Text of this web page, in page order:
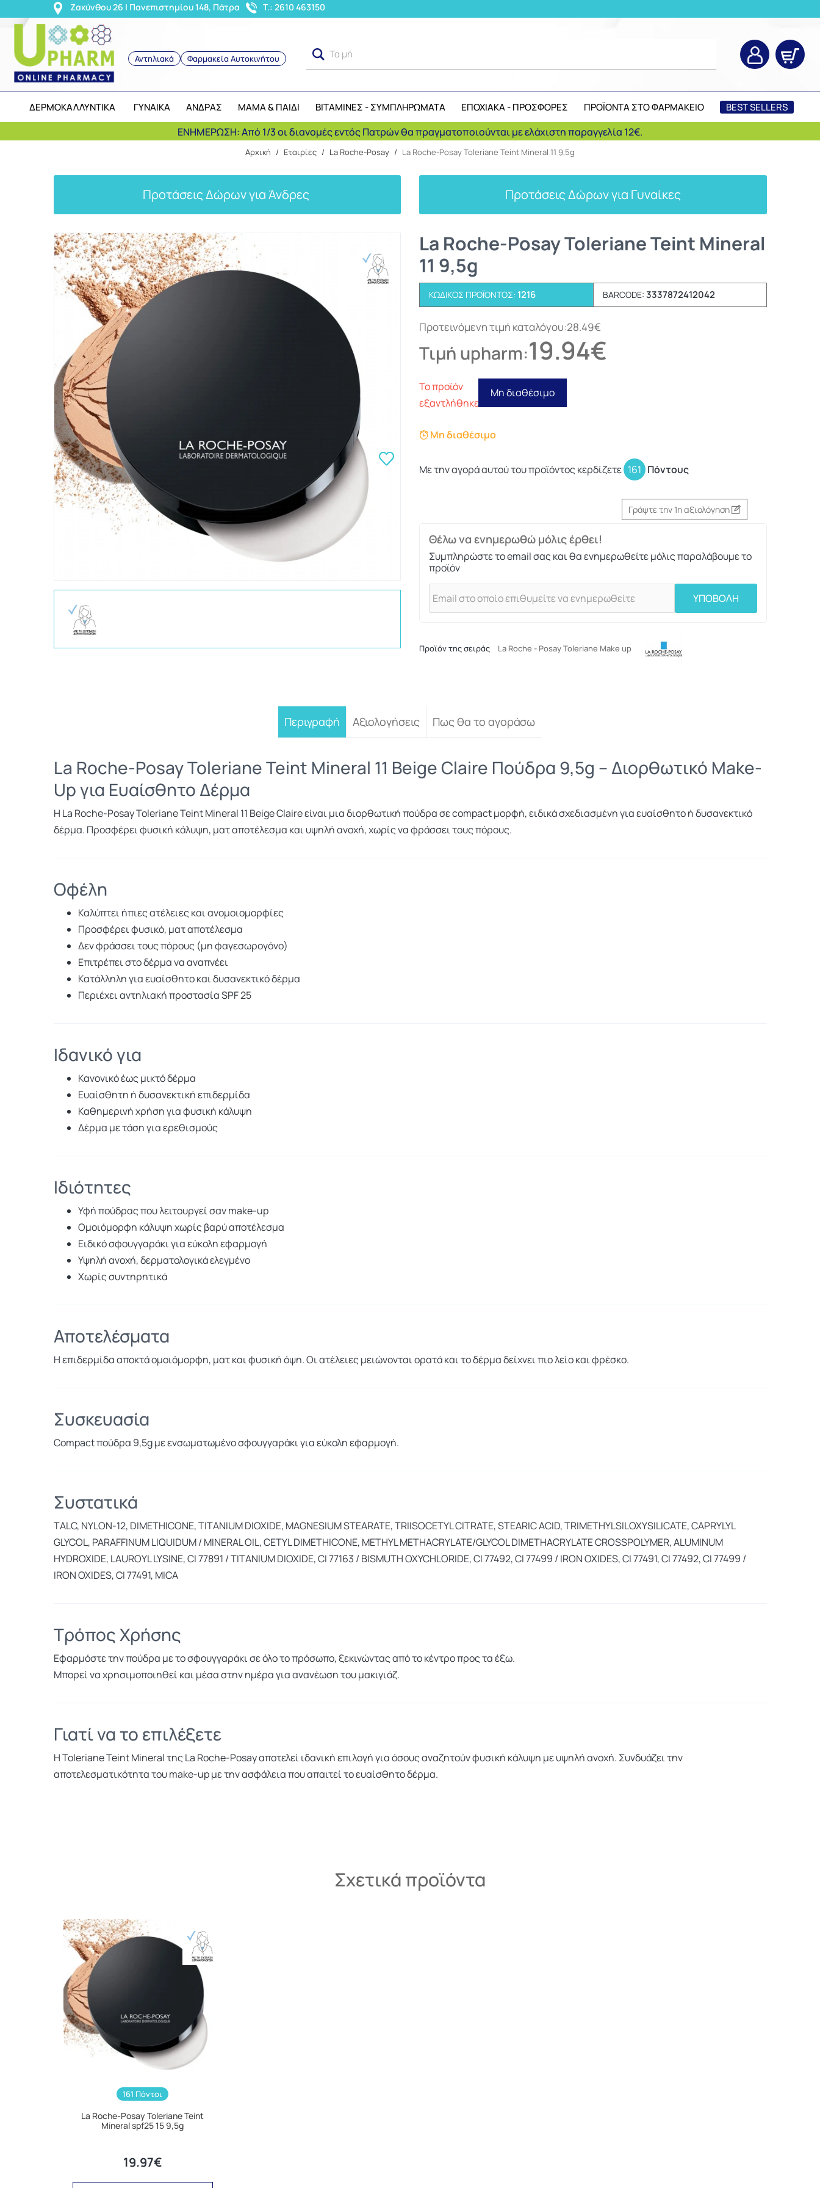
Ζακύνθου 26 | Πανεπιστημίου 148, Πάτρα T.: 2610 463150
Αντηλιακά Φαρμακεία Αυτοκινήτου Τα μήλα ανήκου
ΔΕΡΜΟΚΑΛΛΥΝΤΙΚΑ ΓΥΝΑΙΚΑ ΑΝΔΡΑΣ ΜΑΜΑ & ΠΑΙΔΙ ΒΙΤΑΜΙΝΕΣ - ΣΥΜΠΛΗΡΩΜΑΤΑ ΕΠΟΧΙΑΚΑ - ΠΡΟΣΦΟΡΕΣ ΠΡΟΪΟΝΤΑ ΣΤΟ ΦΑΡΜΑΚΕΙΟ BEST SELLERS
ΕΝΗΜΕΡΩΣΗ: Από 1/3 οι διανομές εντός Πατρών θα πραγματοποιούνται με ελάχιστη παραγγελία 12€.
Αρχική / Εταιρίες / La Roche-Posay / La Roche-Posay Toleriane Teint Mineral 11 9,5g
Προτάσεις Δώρων για Άνδρες Προτάσεις Δώρων για Γυναίκες
La Roche-Posay Toleriane Teint Mineral
11 9,5g
ΚΩΔΙΚΌΣ ΠΡΟΪΌΝΤΟΣ: 1216 BARCODE: 3337872412042
Προτεινόμενη τιμή καταλόγου:28.49€
Τιμή upharm:19.94€
Το προϊόν
εξαντλήθηκε
Μη διαθέσιμο
Μη διαθέσιμο
Με την αγορά αυτού του προϊόντος κερδίζετε 161 Πόντους
Γράψτε την 1η αξιολόγηση
Θέλω να ενημερωθώ μόλις έρθει!
Συμπληρώστε το email σας και θα ενημερωθείτε μόλις παραλάβουμε το
προϊόν
ΥΠΟΒΟΛΗ
Προϊόν της σειράς La Roche - Posay Toleriane Make up
Περιγραφή Αξιολογήσεις Πως θα το αγοράσω
La Roche-Posay Toleriane Teint Mineral 11 Beige Claire Πούδρα 9,5g – Διορθωτικό Make-
Up για Ευαίσθητο Δέρμα
Η La Roche-Posay Toleriane Teint Mineral 11 Beige Claire είναι μια διορθωτική πούδρα σε compact μορφή, ειδικά σχεδιασμένη για ευαίσθητο ή δυσανεκτικό
δέρμα. Προσφέρει φυσική κάλυψη, ματ αποτέλεσμα και υψηλή ανοχή, χωρίς να φράσσει τους πόρους.
Οφέλη
Καλύπτει ήπιες ατέλειες και ανομοιομορφίες
Προσφέρει φυσικό, ματ αποτέλεσμα
Δεν φράσσει τους πόρους (μη φαγεσωρογόνο)
Επιτρέπει στο δέρμα να αναπνέει
Κατάλληλη για ευαίσθητο και δυσανεκτικό δέρμα
Περιέχει αντηλιακή προστασία SPF 25
Ιδανικό για
Κανονικό έως μικτό δέρμα
Ευαίσθητη ή δυσανεκτική επιδερμίδα
Καθημερινή χρήση για φυσική κάλυψη
Δέρμα με τάση για ερεθισμούς
Ιδιότητες
Υφή πούδρας που λειτουργεί σαν make-up
Ομοιόμορφη κάλυψη χωρίς βαρύ αποτέλεσμα
Ειδικό σφουγγαράκι για εύκολη εφαρμογή
Υψηλή ανοχή, δερματολογικά ελεγμένο
Χωρίς συντηρητικά
Αποτελέσματα
Η επιδερμίδα αποκτά ομοιόμορφη, ματ και φυσική όψη. Οι ατέλειες μειώνονται ορατά και το δέρμα δείχνει πιο λείο και φρέσκο.
Συσκευασία
Compact πούδρα 9,5g με ενσωματωμένο σφουγγαράκι για εύκολη εφαρμογή.
Συστατικά
TALC, NYLON-12, DIMETHICONE, TITANIUM DIOXIDE, MAGNESIUM STEARATE, TRIISOCETYL CITRATE, STEARIC ACID, TRIMETHYLSILOXYSILICATE, CAPRYLYL
GLYCOL, PARAFFINUM LIQUIDUM / MINERAL OIL, CETYL DIMETHICONE, METHYL METHACRYLATE/GLYCOL DIMETHACRYLATE CROSSPOLYMER, ALUMINUM
HYDROXIDE, LAUROYL LYSINE, CI 77891 / TITANIUM DIOXIDE, CI 77163 / BISMUTH OXYCHLORIDE, CI 77492, CI 77499 / IRON OXIDES, CI 77491, CI 77492, CI 77499 /
IRON OXIDES, CI 77491, MICA
Τρόπος Χρήσης
Εφαρμόστε την πούδρα με το σφουγγαράκι σε όλο το πρόσωπο, ξεκινώντας από το κέντρο προς τα έξω.
Μπορεί να χρησιμοποιηθεί και μέσα στην ημέρα για ανανέωση του μακιγιάζ.
Γιατί να το επιλέξετε
Η Toleriane Teint Mineral της La Roche-Posay αποτελεί ιδανική επιλογή για όσους αναζητούν φυσική κάλυψη με υψηλή ανοχή. Συνδυάζει την
αποτελεσματικότητα του make-up με την ασφάλεια που απαιτεί το ευαίσθητο δέρμα.
Σχετικά προϊόντα
161 Πόντοι
La Roche-Posay Toleriane Teint
Mineral spf25 15 9,5g
19.97€